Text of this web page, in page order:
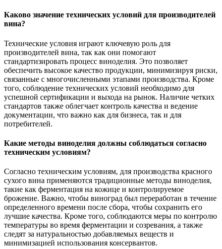
Каково значение технических условий для производителей
вина?
Технические условия играют ключевую роль для
производителей вина, так как они помогают
стандартизировать процесс виноделия. Это позволяет
обеспечить высокое качество продукции, минимизируя риски,
связанные с многочисленными этапами производства. Кроме
того, соблюдение технических условий необходимо для
успешной сертификации и выхода на рынок. Наличие четких
стандартов также облегчает контроль качества и ведение
документации, что важно как для бизнеса, так и для
потребителей.
Какие методы виноделия должны соблюдаться согласно
техническим условиям?
Согласно техническим условиям, для производства красного
сухого вина применяются традиционные методы виноделия,
такие как ферментация на кожице и контролируемое
брожение. Важно, чтобы виноград был переработан в течение
определенного времени после сбора, чтобы сохранить его
лучшие качества. Кроме того, соблюдаются меры по контролю
температуры во время ферментации и созревания, а также
следят за натуральностью добавляемых веществ и
минимизацией использования консервантов.